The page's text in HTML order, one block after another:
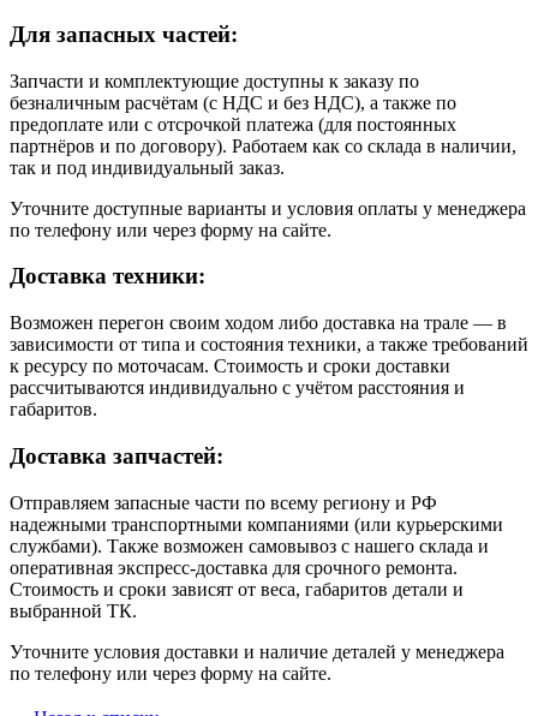
Для запасных частей:
Запчасти и комплектующие доступны к заказу по
безналичным расчётам (с НДС и без НДС), а также по
предоплате или с отсрочкой платежа (для постоянных
партнёров и по договору). Работаем как со склада в наличии,
так и под индивидуальный заказ.
Уточните доступные варианты и условия оплаты у менеджера
по телефону или через форму на сайте.
Доставка техники:
Возможен перегон своим ходом либо доставка на трале — в
зависимости от типа и состояния техники, а также требований
к ресурсу по моточасам. Стоимость и сроки доставки
рассчитываются индивидуально с учётом расстояния и
габаритов.
Доставка запчастей:
Отправляем запасные части по всему региону и РФ
надежными транспортными компаниями (или курьерскими
службами). Также возможен самовывоз с нашего склада и
оперативная экспресс-доставка для срочного ремонта.
Стоимость и сроки зависят от веса, габаритов детали и
выбранной ТК.
Уточните условия доставки и наличие деталей у менеджера
по телефону или через форму на сайте.